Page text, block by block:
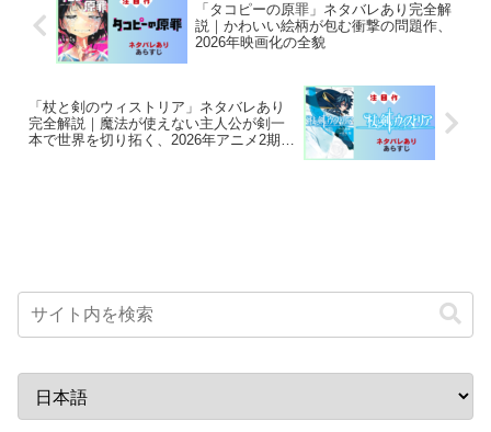
「タコピーの原罪」ネタバレあり完全解
説｜かわいい絵柄が包む衝撃の問題作、
2026年映画化の全貌
「杖と剣のウィストリア」ネタバレあり
完全解説｜魔法が使えない主人公が剣一
本で世界を切り拓く、2026年アニメ2期放